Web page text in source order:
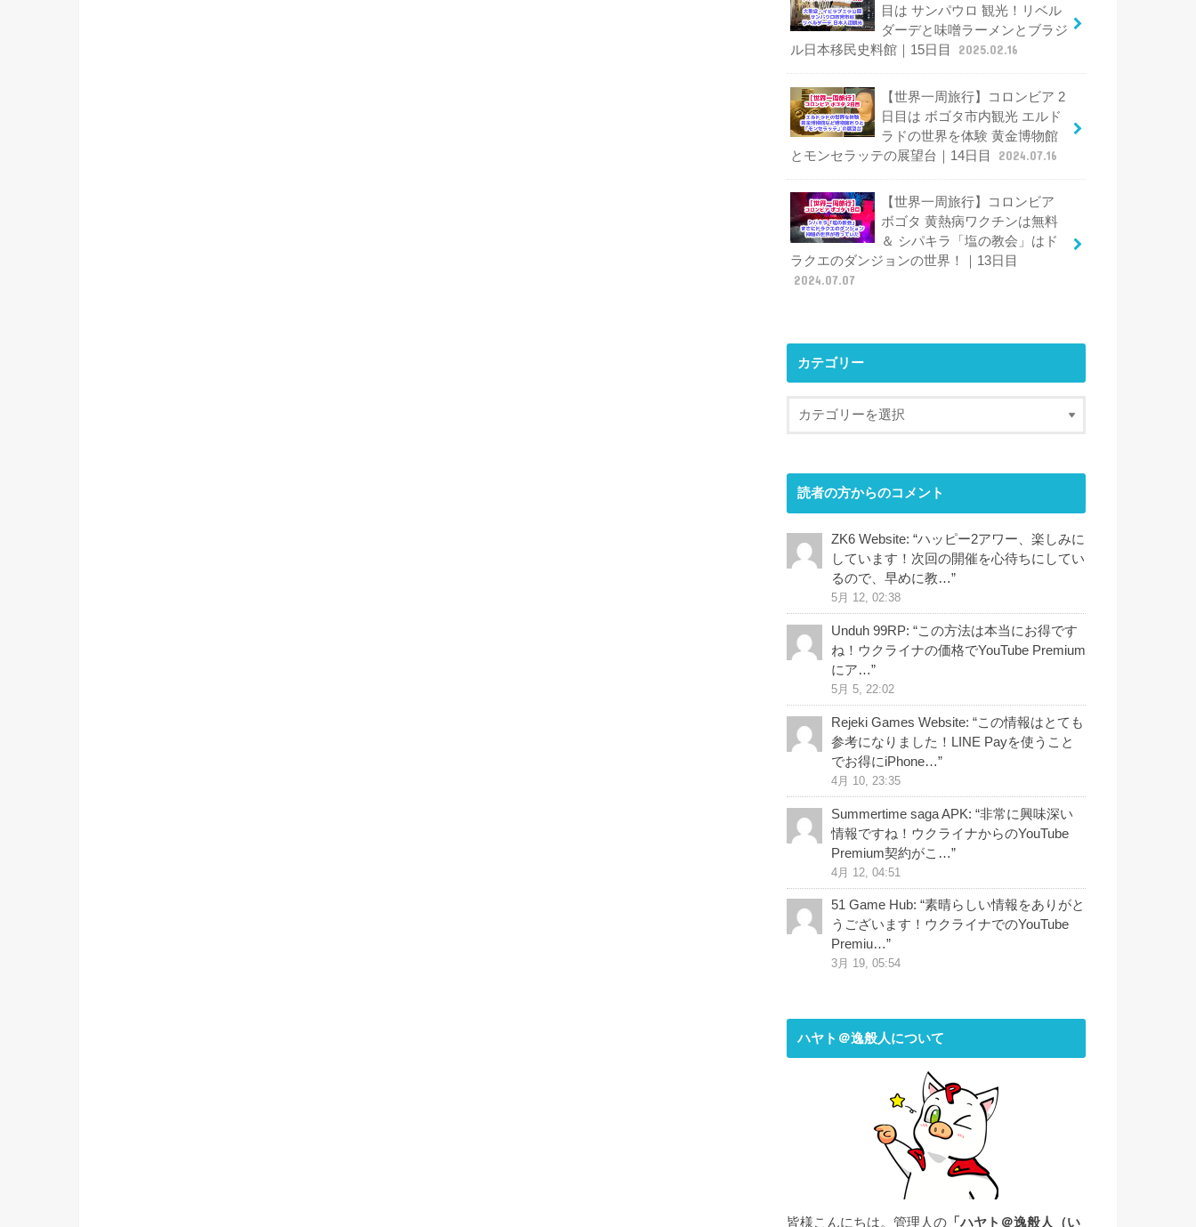
目は サンパウロ 観光！リベル
ダーデと味噌ラーメンとブラジ
ル日本移民史料館｜15日目
2025.02.16
【世界一周旅行】コロンビア 2
日目は ボゴタ市内観光 エルド
ラドの世界を体験 黄金博物館
とモンセラッテの展望台｜14日目
2024.07.16
【世界一周旅行】コロンビア
ボゴタ 黄熱病ワクチンは無料
＆ シパキラ「塩の教会」はド
ラクエのダンジョンの世界！｜13日目
2024.07.07
カテゴリー
読者の方からのコメント
ZK6 Website: “ハッピー2アワー、楽しみに
しています！次回の開催を心待ちにしてい
るので、早めに教…”
5月 12, 02:38
Unduh 99RP: “この方法は本当にお得です
ね！ウクライナの価格でYouTube Premium
にア…”
5月 5, 22:02
Rejeki Games Website: “この情報はとても
参考になりました！LINE Payを使うこと
でお得にiPhone…”
4月 10, 23:35
Summertime saga APK: “非常に興味深い
情報ですね！ウクライナからのYouTube
Premium契約がこ…”
4月 12, 04:51
51 Game Hub: “素晴らしい情報をありがと
うございます！ウクライナでのYouTube
Premiu…”
3月 19, 05:54
ハヤト＠逸般人について
皆様こんにちは。管理人の 「ハヤト＠逸般人（い